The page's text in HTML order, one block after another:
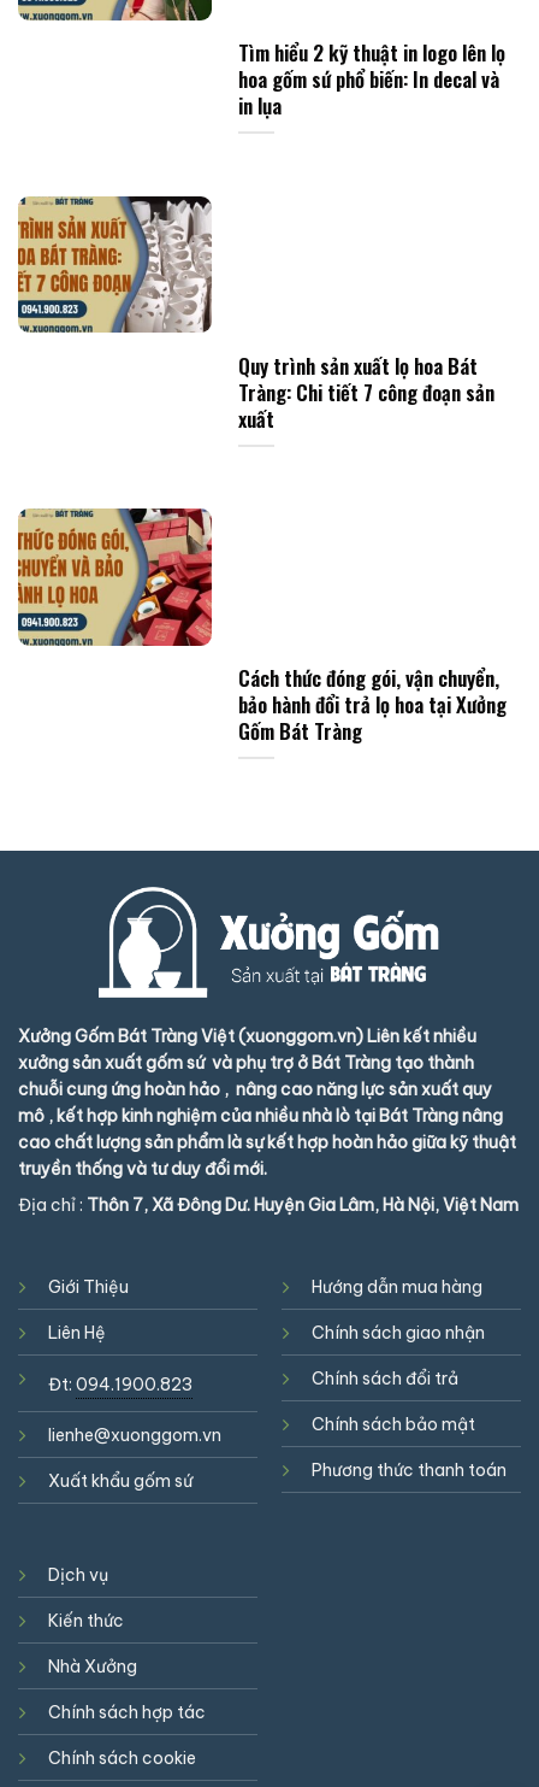
Tìm hiểu 2 kỹ thuật in logo lên lọ
hoa gốm sứ phổ biến: In decal và
in lụa
Quy trình sản xuất lọ hoa Bát
Tràng: Chi tiết 7 công đoạn sản
xuất
Cách thức đóng gói, vận chuyển,
bảo hành đổi trả lọ hoa tại Xưởng
Gốm Bát Tràng
Xưởng Gốm Bát Tràng Việt (xuonggom.vn) Liên kết nhiều
xưởng sản xuất gốm sứ và phụ trợ ở Bát Tràng tạo thành
chuỗi cung ứng hoàn hảo , nâng cao năng lực sản xuất quy
mô , kết hợp kinh nghiệm của nhiều nhà lò tại Bát Tràng nâng
cao chất lượng sản phẩm là sự kết hợp hoàn hảo giữa kỹ thuật
truyền thống và tư duy đổi mới.
Địa chỉ : Thôn 7, Xã Đông Dư. Huyện Gia Lâm, Hà Nội, Việt Nam
Giới Thiệu
Liên Hệ
Đt: 094.1900.823
lienhe@xuonggom.vn
Xuất khẩu gốm sứ
Hướng dẫn mua hàng
Chính sách giao nhận
Chính sách đổi trả
Chính sách bảo mật
Phương thức thanh toán
Dịch vụ
Kiến thức
Nhà Xưởng
Chính sách hợp tác
Chính sách cookie